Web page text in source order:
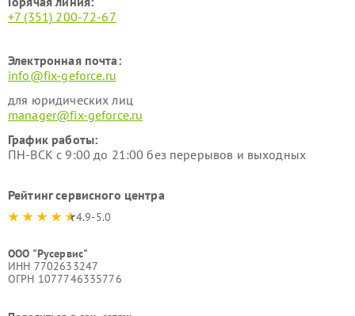
+7 (351) 200-72-67
Электронная почта:
info@fix-geforce.ru
для юридических лиц
manager@fix-geforce.ru
График работы:
ПН-ВСК с 9:00 до 21:00 без перерывов и выходных
Рейтинг сервисного центра
4.9-5.0
ООО "Русервис"
ИНН 7702633247
ОГРН 1077746335776